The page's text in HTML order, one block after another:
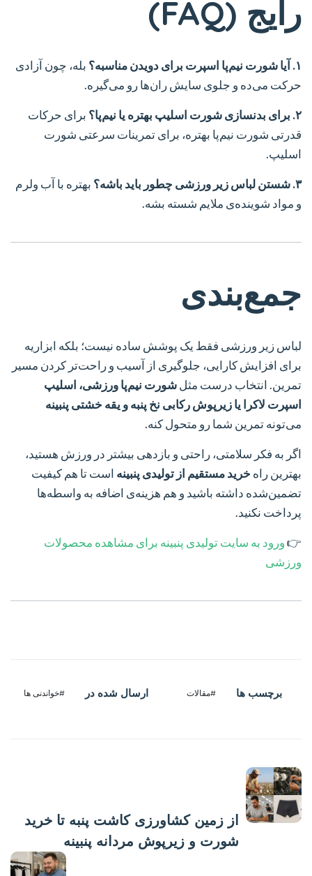
رایج (FAQ)
۱. آیا شورت نیم‌پا اسپرت برای دویدن مناسبه؟
بله، چون آزادی
حرکت می‌ده و جلوی سایش ران‌ها رو می‌گیره.
۲. برای بدنسازی شورت اسلیپ بهتره یا نیم‌پا؟
برای حرکات
قدرتی شورت نیم‌پا بهتره، برای تمرینات سرعتی شورت
اسلیپ.
۳. شستن لباس زیر ورزشی چطور باید باشه؟
بهتره با آب ولرم
و مواد شوینده‌ی ملایم شسته بشه.
جمع‌بندی
لباس زیر ورزشی فقط یک پوشش ساده نیست؛ بلکه ابزاریه
برای افزایش کارایی، جلوگیری از آسیب و راحت‌تر کردن مسیر
تمرین. انتخاب درست مثلشورت نیم‌پا ورزشی، اسلیپ
اسپرت لاکرا یا زیرپوش رکابی نخ پنبه و یقه خشتی پنبینه
می‌تونه تمرین شما رو متحول کنه.
اگر به فکر سلامتی، راحتی و بازدهی بیشتر در ورزش هستید،
بهترین راه خرید مستقیم از تولیدی پنبینه است تا هم کیفیت
تضمین‌شده داشته باشید و هم هزینه‌ی اضافه به واسطه‌ها
پرداخت نکنید.
👉ورود به سایت تولیدی پنبینه برای مشاهده محصولات
ورزشی
برچسب ها #مقالات ارسال شده در #خواندنی ها
از زمین کشاورزی کاشت پنبه تا خرید
شورت و زیرپوش مردانه پنبینه